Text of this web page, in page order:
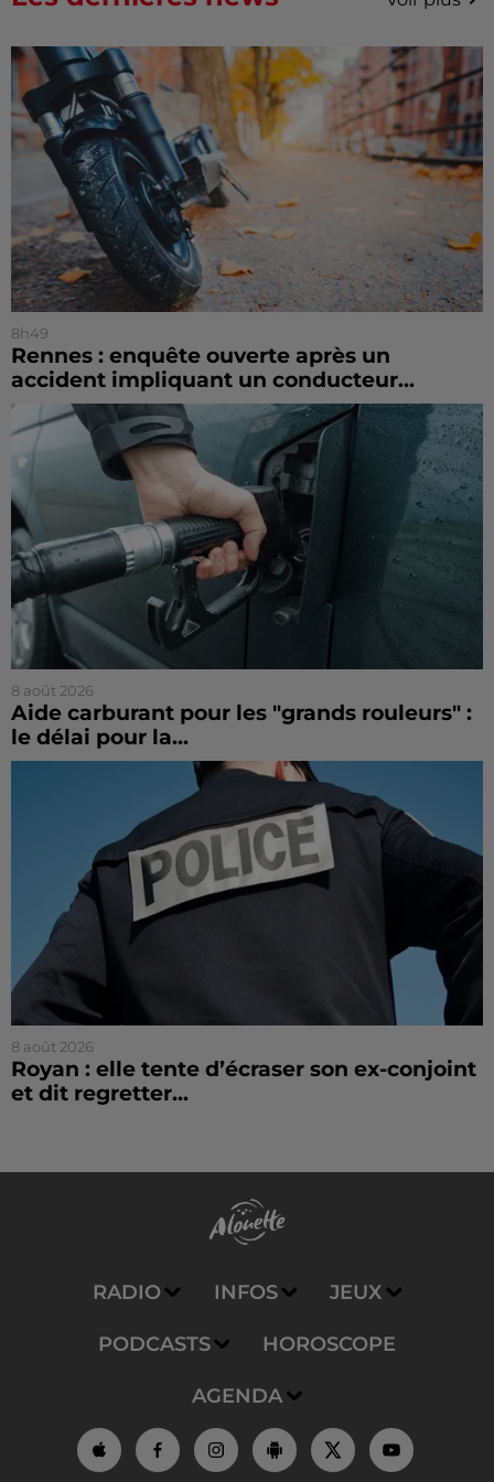
8h49
Rennes : enquête ouverte après un
accident impliquant un conducteur...
8 août 2026
Aide carburant pour les "grands rouleurs" :
le délai pour la...
8 août 2026
Royan : elle tente d’écraser son ex-conjoint
et dit regretter...
RADIO INFOS JEUX
PODCASTS HOROSCOPE
AGENDA